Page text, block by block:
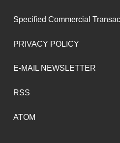
Specified Commercial
PRIVACY POLICY
E-MAIL NEWSLETTER
RSS
ATOM